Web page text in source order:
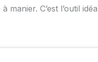
manier. C’est l’outil